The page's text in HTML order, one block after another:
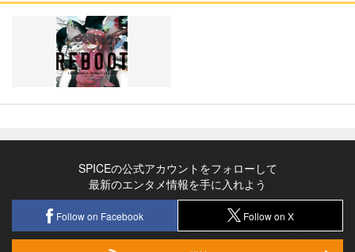
SPICEの公式アカウントをフォローして
最新のエンタメ情報を手に入れよう
Follow on Facebook Follow on X